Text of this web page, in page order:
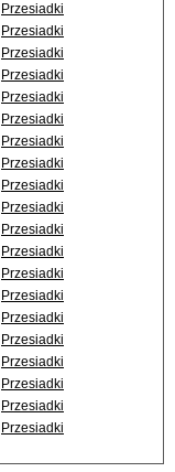
Przesiadki
Przesiadki
Przesiadki
Przesiadki
Przesiadki
Przesiadki
Przesiadki
Przesiadki
Przesiadki
Przesiadki
Przesiadki
Przesiadki
Przesiadki
Przesiadki
Przesiadki
Przesiadki
Przesiadki
Przesiadki
Przesiadki
Przesiadki